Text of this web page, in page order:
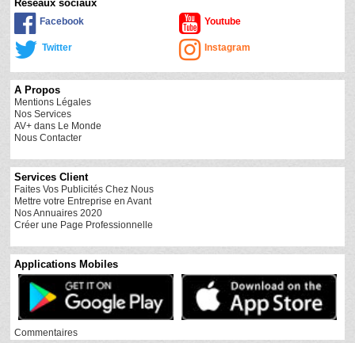
Réseaux sociaux
Facebook Youtube
Twitter Instagram
A Propos
Mentions Légales
Nos Services
AV+ dans Le Monde
Nous Contacter
Services Client
Faites Vos Publicités Chez Nous
Mettre votre Entreprise en Avant
Nos Annuaires 2020
Créer une Page Professionnelle
Applications Mobiles
Commentaires